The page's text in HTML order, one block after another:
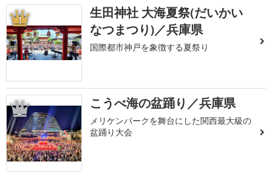
1
生田神社 大海夏祭(だいかい
なつまつり)／兵庫県
国際都市神戸を象徴する夏祭り
2 こうべ海の盆踊り／兵庫県
メリケンパークを舞台にした関西最大級の
盆踊り大会